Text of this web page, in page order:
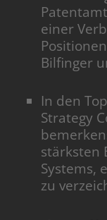
einer
Bilfinger
In den
Strategy
stärksten
Systems,
zu